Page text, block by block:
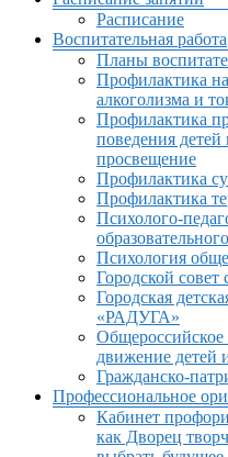
Расписание
Воспитательная работа
Планы
Профилактика
алкоголизма и
Профилактика
поведения
просвещение
Профилактика
Профилактика
Психолого-
Психология
Городской совет
Городская
«РАДУГА»
Общероссийское
движение детей
Гражданско-
Профессиональное
Кабинет
как Дворец